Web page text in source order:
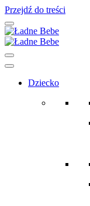
Przejdź do treści
Main
Navigation
Dziecko